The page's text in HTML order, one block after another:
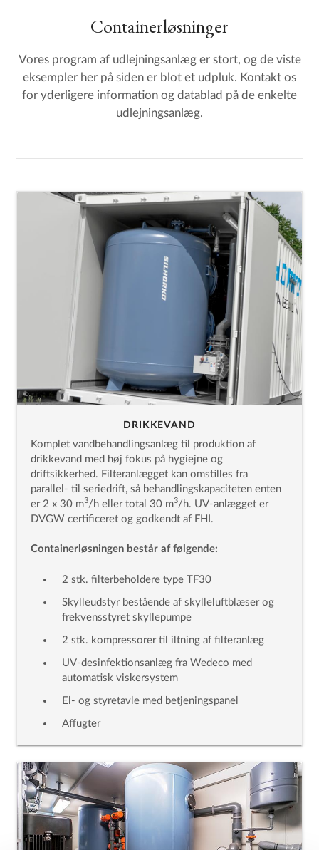
Containerløsninger
Vores program af udlejningsanlæg er stort, og de viste
eksempler her på siden er blot et udpluk. Kontakt os
for yderligere information og datablad på de enkelte
udlejningsanlæg.
DRIKKEVAND
Komplet vandbehandlingsanlæg til produktion af
drikkevand med høj fokus på hygiejne og
driftsikkerhed. Filteranlægget kan omstilles fra
parallel- til seriedrift, så behandlingskapaciteten enten
er 2 x 30 m3/h eller total 30 m3/h. UV-anlægget er
DVGW certificeret og godkendt af FHI.
Containerløsningen består af følgende:
2 stk. filterbeholdere type TF30
Skylleudstyr bestående af skylleluftblæser og
frekvensstyret skyllepumpe
2 stk. kompressorer til iltning af filteranlæg
UV-desinfektionsanlæg fra Wedeco med
automatisk viskersystem
El- og styretavle med betjeningspanel
Affugter